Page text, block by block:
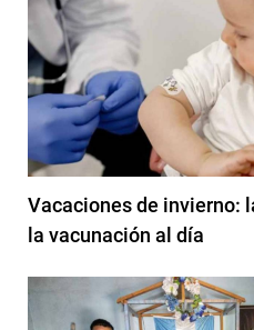
Vacaciones de invierno:
la vacunación al día